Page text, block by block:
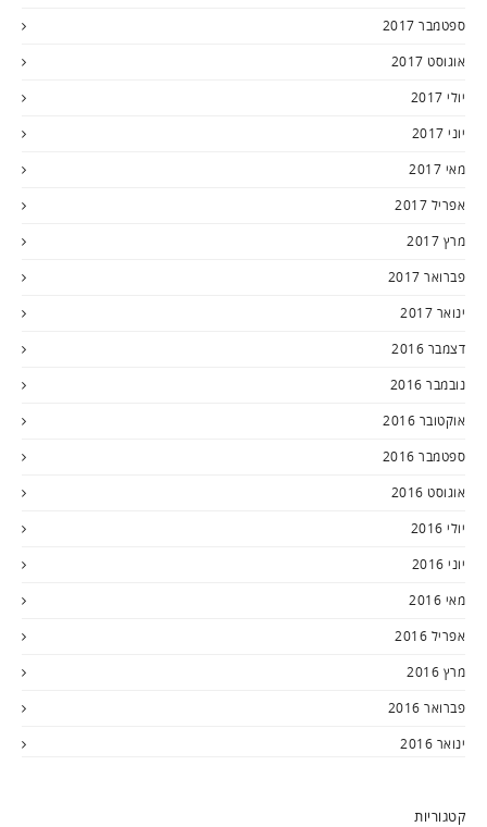
ספטמבר 2017
אוגוסט 2017
יולי 2017
יוני 2017
מאי 2017
אפריל 2017
מרץ 2017
פברואר 2017
ינואר 2017
דצמבר 2016
נובמבר 2016
אוקטובר 2016
ספטמבר 2016
אוגוסט 2016
יולי 2016
יוני 2016
מאי 2016
אפריל 2016
מרץ 2016
פברואר 2016
ינואר 2016
קטגוריות